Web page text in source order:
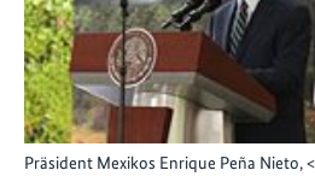
Präsident Mexikos Enrique Peña Nieto,